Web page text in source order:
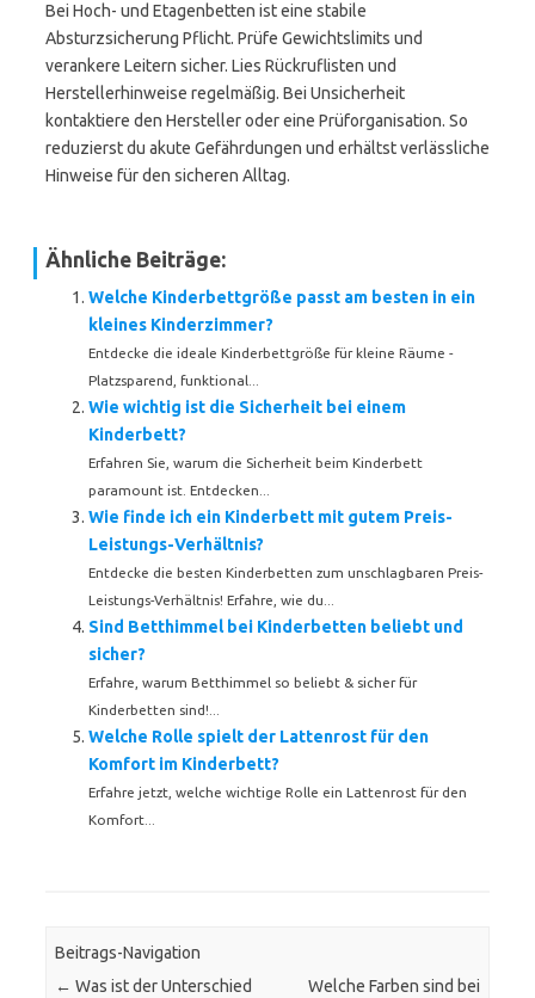
Bei Hoch- und Etagenbetten ist eine stabile
Absturzsicherung Pflicht. Prüfe Gewichtslimits und
verankere Leitern sicher. Lies Rückruflisten und
Herstellerhinweise regelmäßig. Bei Unsicherheit
kontaktiere den Hersteller oder eine Prüforganisation. So
reduzierst du akute Gefährdungen und erhältst verlässliche
Hinweise für den sicheren Alltag.
Ähnliche Beiträge:
Welche Kinderbettgröße passt am besten in ein
kleines Kinderzimmer?
Entdecke die ideale Kinderbettgröße für kleine Räume -
Platzsparend, funktional...
Wie wichtig ist die Sicherheit bei einem
Kinderbett?
Erfahren Sie, warum die Sicherheit beim Kinderbett
paramount ist. Entdecken...
Wie finde ich ein Kinderbett mit gutem Preis-
Leistungs-Verhältnis?
Entdecke die besten Kinderbetten zum unschlagbaren Preis-
Leistungs-Verhältnis! Erfahre, wie du...
Sind Betthimmel bei Kinderbetten beliebt und
sicher?
Erfahre, warum Betthimmel so beliebt & sicher für
Kinderbetten sind!...
Welche Rolle spielt der Lattenrost für den
Komfort im Kinderbett?
Erfahre jetzt, welche wichtige Rolle ein Lattenrost für den
Komfort...
Beitrags-Navigation
← Was ist der Unterschied
Welche Farben sind bei